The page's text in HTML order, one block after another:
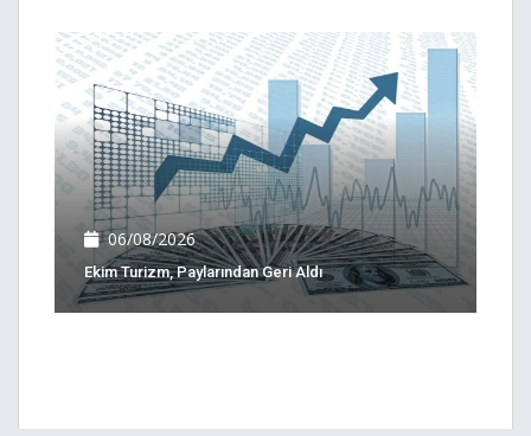
06/08/2026
Ekim Turizm, Paylarından Geri Aldı